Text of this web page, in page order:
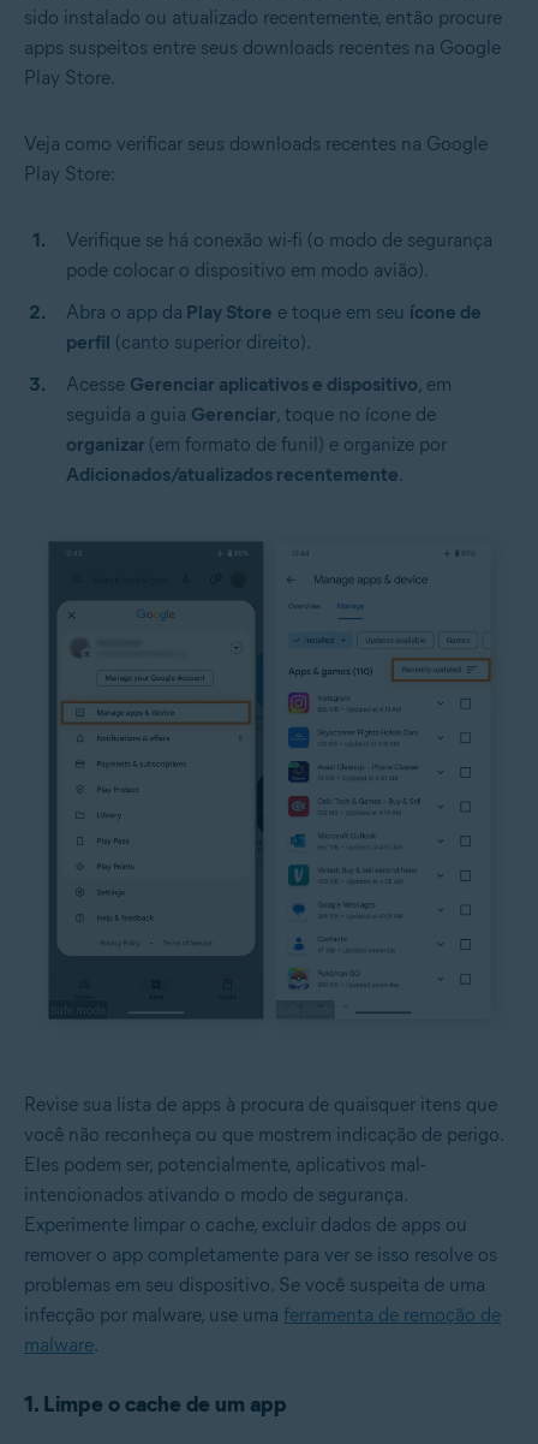
sido instalado ou atualizado recentemente, então procure
apps suspeitos entre seus downloads recentes na Google
Play Store.
Veja como verificar seus downloads recentes na Google
Play Store:
Verifique se há conexão wi-fi (o modo de segurança
pode colocar o dispositivo em modo avião).
Abra o app da Play Store e toque em seu ícone de
perfil (canto superior direito).
Acesse Gerenciar aplicativos e dispositivo, em
seguida a guia Gerenciar, toque no ícone de
organizar (em formato de funil) e organize por
Adicionados/atualizados recentemente.
Revise sua lista de apps à procura de quaisquer itens que
você não reconheça ou que mostrem indicação de perigo.
Eles podem ser, potencialmente, aplicativos mal-
intencionados ativando o modo de segurança.
Experimente limpar o cache, excluir dados de apps ou
remover o app completamente para ver se isso resolve os
problemas em seu dispositivo. Se você suspeita de uma
infecção por malware, use uma ferramenta de remoção de
malware.
1. Limpe o cache de um app